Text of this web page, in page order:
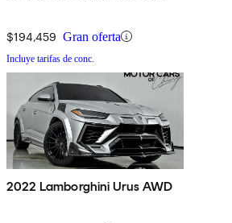
$194,459 Gran oferta
Incluye tarifas de conc.
2022 Lamborghini Urus AWD